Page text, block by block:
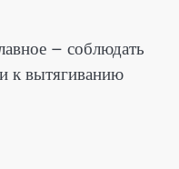
– соблюдать
к вытягиванию